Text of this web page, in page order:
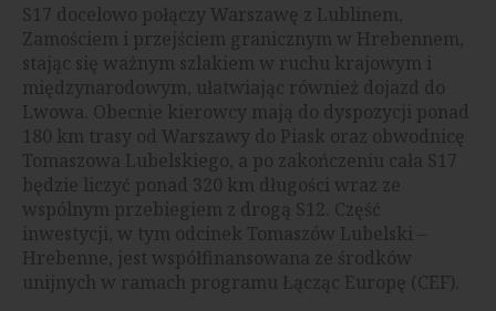
S17 docelowo połączy Warszawę z Lublinem,
Zamościem i przejściem granicznym w Hrebennem,
stając się ważnym szlakiem w ruchu krajowym i
międzynarodowym, ułatwiając również dojazd do
Lwowa. Obecnie kierowcy mają do dyspozycji ponad
180 km trasy od Warszawy do Piask oraz obwodnicę
Tomaszowa Lubelskiego, a po zakończeniu cała S17
będzie liczyć ponad 320 km długości wraz ze
wspólnym przebiegiem z drogą S12. Część
inwestycji, w tym odcinek Tomaszów Lubelski –
Hrebenne, jest współfinansowana ze środków
unijnych w ramach programu Łącząc Europę (CEF).